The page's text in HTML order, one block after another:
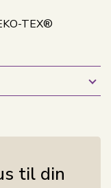
TEX®
til din